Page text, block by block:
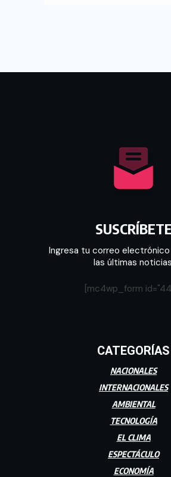
SUSCRÍBETE
Ingresa tu correo
las últimas
[mc4wp_form
CATEGORÍAS
NACIONALES
INTERNACIONALES
AMBIENTAL
TECNOLOGÍA
EL CLIMA
ESPECTÁCULO
ECONOMÍA